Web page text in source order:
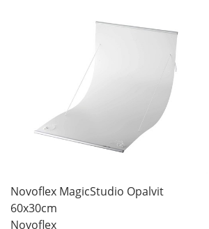
Novoflex MagicStudio Opalvit
60x30cm
Novoflex